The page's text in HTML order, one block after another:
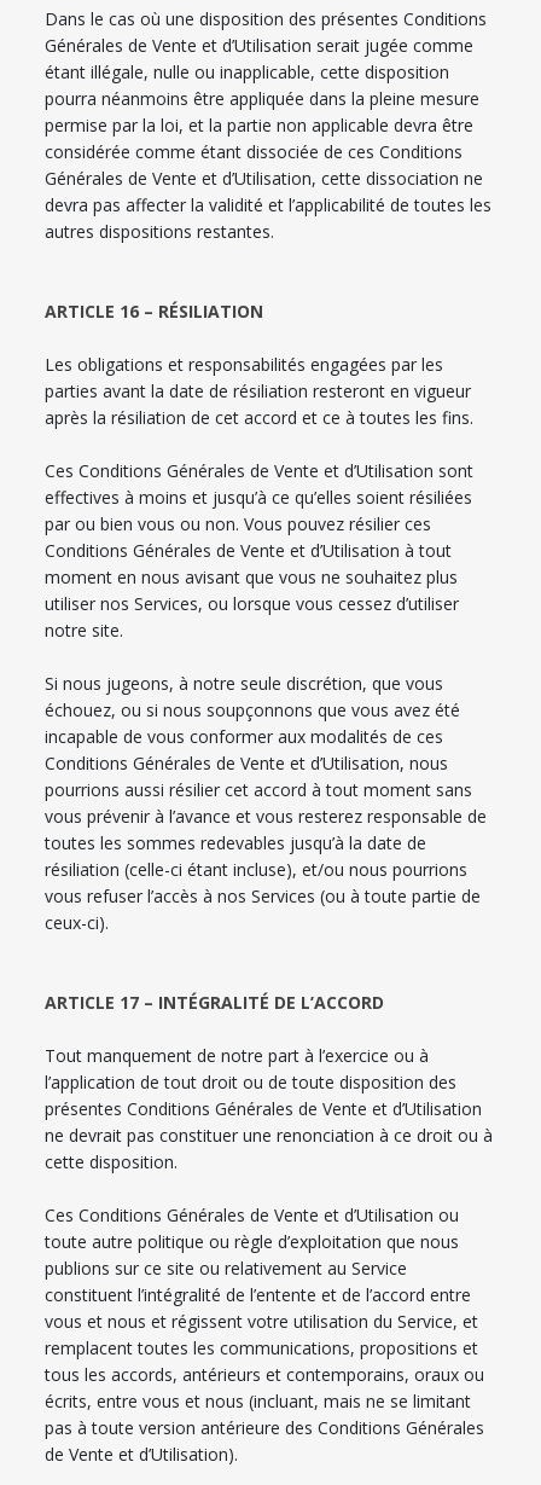
Dans le cas où une disposition des présentes Conditions
Générales de Vente et d’Utilisation serait jugée comme
étant illégale, nulle ou inapplicable, cette disposition
pourra néanmoins être appliquée dans la pleine mesure
permise par la loi, et la partie non applicable devra être
considérée comme étant dissociée de ces Conditions
Générales de Vente et d’Utilisation, cette dissociation ne
devra pas affecter la validité et l’applicabilité de toutes les
autres dispositions restantes.
ARTICLE 16 – RÉSILIATION
Les obligations et responsabilités engagées par les
parties avant la date de résiliation resteront en vigueur
après la résiliation de cet accord et ce à toutes les fins.
Ces Conditions Générales de Vente et d’Utilisation sont
effectives à moins et jusqu’à ce qu’elles soient résiliées
par ou bien vous ou non. Vous pouvez résilier ces
Conditions Générales de Vente et d’Utilisation à tout
moment en nous avisant que vous ne souhaitez plus
utiliser nos Services, ou lorsque vous cessez d’utiliser
notre site.
Si nous jugeons, à notre seule discrétion, que vous
échouez, ou si nous soupçonnons que vous avez été
incapable de vous conformer aux modalités de ces
Conditions Générales de Vente et d’Utilisation, nous
pourrions aussi résilier cet accord à tout moment sans
vous prévenir à l’avance et vous resterez responsable de
toutes les sommes redevables jusqu’à la date de
résiliation (celle-ci étant incluse), et/ou nous pourrions
vous refuser l’accès à nos Services (ou à toute partie de
ceux-ci).
ARTICLE 17 – INTÉGRALITÉ DE L’ACCORD
Tout manquement de notre part à l’exercice ou à
l’application de tout droit ou de toute disposition des
présentes Conditions Générales de Vente et d’Utilisation
ne devrait pas constituer une renonciation à ce droit ou à
cette disposition.
Ces Conditions Générales de Vente et d’Utilisation ou
toute autre politique ou règle d’exploitation que nous
publions sur ce site ou relativement au Service
constituent l’intégralité de l’entente et de l’accord entre
vous et nous et régissent votre utilisation du Service, et
remplacent toutes les communications, propositions et
tous les accords, antérieurs et contemporains, oraux ou
écrits, entre vous et nous (incluant, mais ne se limitant
pas à toute version antérieure des Conditions Générales
de Vente et d’Utilisation).